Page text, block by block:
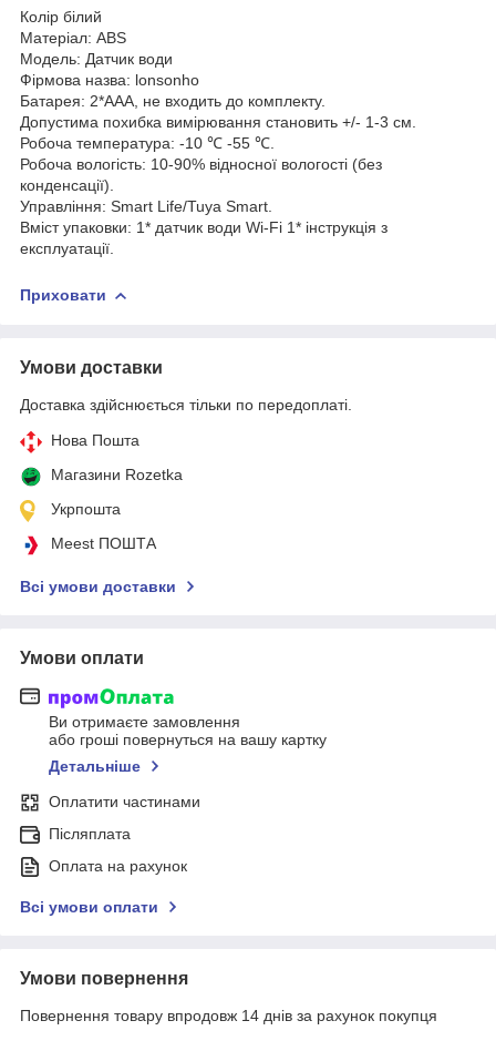
Колір білий
Матеріал: ABS
Модель: Датчик води
Фірмова назва: lonsonho
Батарея: 2*AAA, не входить до комплекту.
Допустима похибка вимірювання становить +/- 1-3 см.
Робоча температура: -10 ℃ -55 ℃.
Робоча вологість: 10-90% відносної вологості (без
конденсації).
Управління: Smart Life/Tuya Smart.
Вміст упаковки: 1* датчик води Wi-Fi 1* інструкція з
експлуатації.
Приховати
Умови доставки
Доставка здійснюється тільки по передоплаті.
Нова Пошта
Магазини Rozetka
Укрпошта
Meest ПОШТА
Всі умови доставки
Умови оплати
Ви отримаєте замовлення
або гроші повернуться на вашу картку
Детальніше
Оплатити частинами
Післяплата
Оплата на рахунок
Всі умови оплати
Умови повернення
Повернення товару впродовж 14 днів за рахунок покупця